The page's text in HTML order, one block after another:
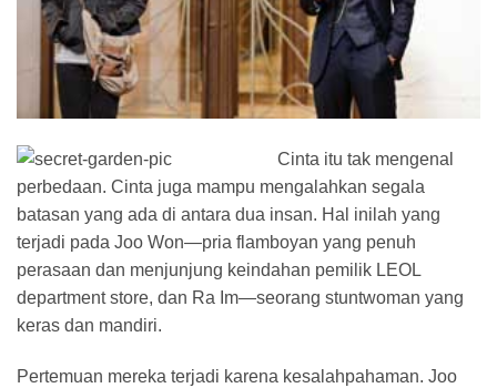
Cinta itu tak mengenal
perbedaan. Cinta juga mampu mengalahkan segala
batasan yang ada di antara dua insan. Hal inilah yang
terjadi pada Joo Won—pria flamboyan yang penuh
perasaan dan menjunjung keindahan pemilik LEOL
department store, dan Ra Im—seorang stuntwoman yang
keras dan mandiri.
Pertemuan mereka terjadi karena kesalahpahaman. Joo